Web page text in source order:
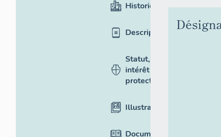
Historique
Description
Statut,
intérêt et
protection
Illustrations
Documentation